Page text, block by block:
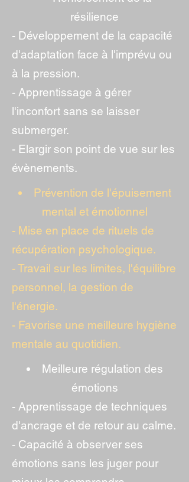
résilience
- Développement de la capacité
d'adaptation face à l'imprévu ou
à la pression.
- Apprentissage à gérer
l'inconfort sans se laisser
submerger.
- Elargir son point de vue sur les
évènements.
Prévention de l'épuisement
mental et émotionnel
- Mise en place de rituels de
récupération psychologique.
- Travail sur les limites, l'équilibre
personnel, la gestion de
l'énergie.
- Favorise une meilleure hygiène
mentale au quotidien.
Meilleure régulation des
émotions
- Apprentissage de techniques
d'ancrage et de retour au calme.
- Capacité à observer ses
émotions sans les juger pour